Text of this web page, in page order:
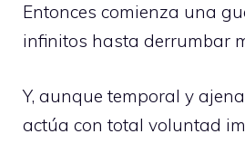
Entonces comienza una
infinitos hasta derrumbar
Y, aunque temporal y
actúa con total voluntad